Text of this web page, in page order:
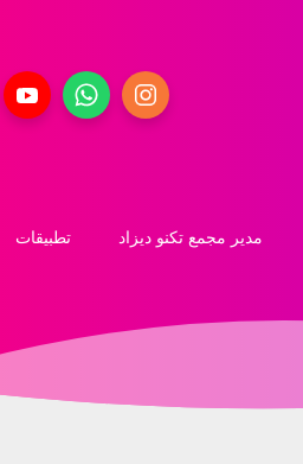
مدير مجمع تكنو ديزاد تطبيقات